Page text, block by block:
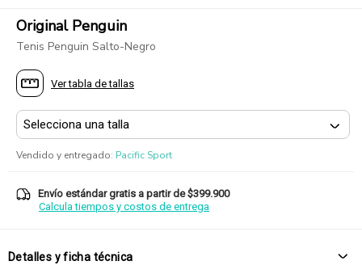
Original Penguin
Tenis Penguin Salto-Negro
Ver tabla de tallas
Vendido y entregado: Pacific Sport
Envío estándar gratis a partir de $399.900
Calcula tiempos y costos de entrega
Detalles y ficha técnica